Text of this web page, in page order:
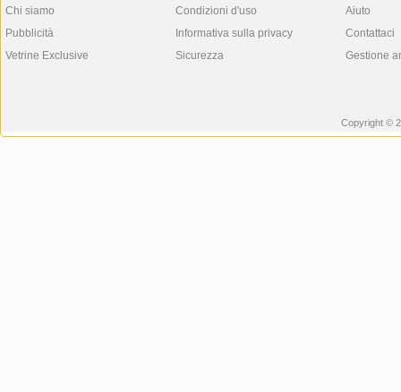
Chi siamo
Pubblicità
Vetrine Exclusive
Condizioni d'uso
Informativa sulla privacy
Sicurezza
Aiuto
Contattaci
Gestione
Copyright ©